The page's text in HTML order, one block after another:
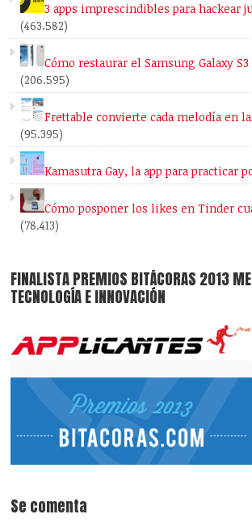
3 apps imprescindibles para hackear
(463.582)
Cómo restaurar el Samsung Galaxy
(206.595)
Frettable convierte cada melodía en
(95.395)
Kamasutra Gay, la app para practicar
Cómo posponer los likes en Tinder
(78.413)
FINALISTA PREMIOS BITÁCORAS 2013
TECNOLOGÍA E INNOVACIÓN
Se comenta